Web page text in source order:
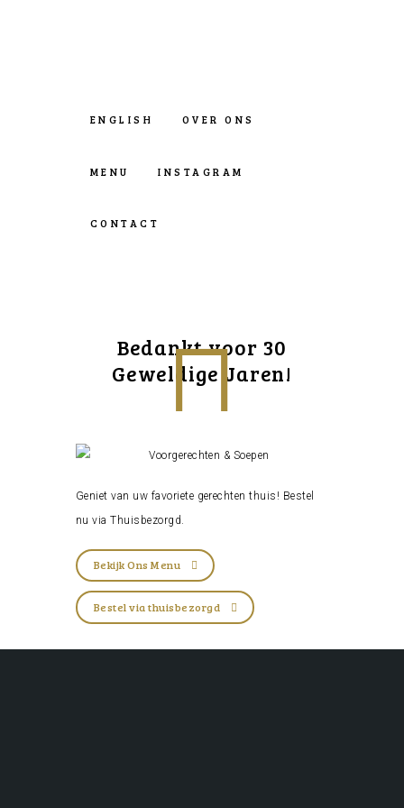
ENGLISH OVER ONS
MENU INSTAGRAM
CONTACT
Bedankt voor 30
Geweldige Jaren!
Geniet van uw favoriete gerechten thuis! Bestel
nu viaThuisbezorgd
Bekijk Ons Menu
Bestel via thuisbezorgd